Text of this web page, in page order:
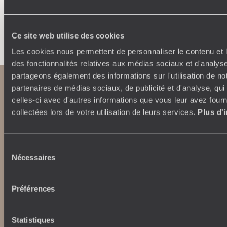
Ce site web utilise des cookies
Les cookies nous permettent de personnaliser le contenu et
des fonctionnalités relatives aux médias sociaux et
partageons également des informations sur l'utilisation de
partenaires de médias sociaux, de publicité et d'analyse,
celles-ci avec d'autres informations que vous leur avez
collectées lors de votre utilisation de leurs services. Plus
Nécessaires
Préférences
Statistiques
Abonnez-vous à notre newsletter
Lire notre politique de confidentialité